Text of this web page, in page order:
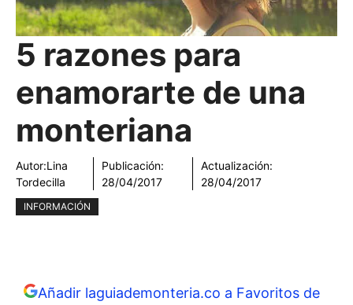
5 razones para
enamorarte de una
monteriana
Autor:Lina
Tordecilla
Publicación:
28/04/2017
Actualización:
28/04/2017
INFORMACIÓN
Añadir laguiademonteria.co a Favoritos de